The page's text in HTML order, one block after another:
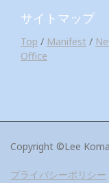
サイトマップ
Top / Manifest /
Office
Copyright ©Lee
プライバシーポリシー